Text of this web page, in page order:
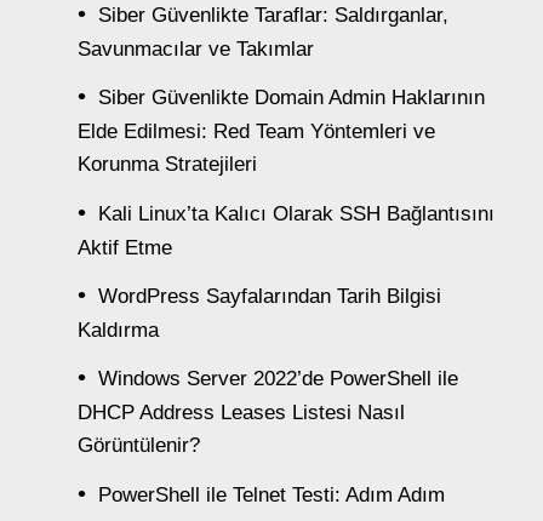
Siber Güvenlikte Taraflar: Saldırganlar,
Savunmacılar ve Takımlar
Siber Güvenlikte Domain Admin Haklarının
Elde Edilmesi: Red Team Yöntemleri ve
Korunma Stratejileri
Kali Linux’ta Kalıcı Olarak SSH Bağlantısını
Aktif Etme
WordPress Sayfalarından Tarih Bilgisi
Kaldırma
Windows Server 2022’de PowerShell ile
DHCP Address Leases Listesi Nasıl
Görüntülenir?
PowerShell ile Telnet Testi: Adım Adım